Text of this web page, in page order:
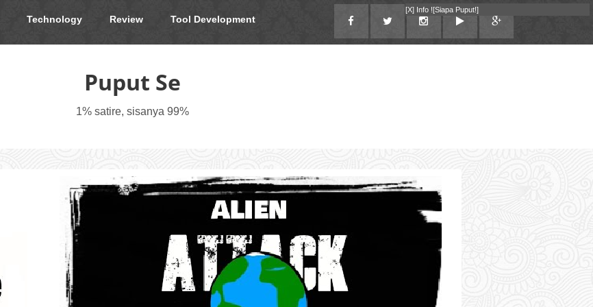
Technology Review Tool Development
Puput Se
1% satire, sisanya 99%
[X] Info ![Siapa Puput!]